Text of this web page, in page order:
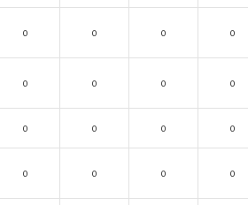
0 0 0 0
0 0 0 0
0 0 0 0
0 0 0 0